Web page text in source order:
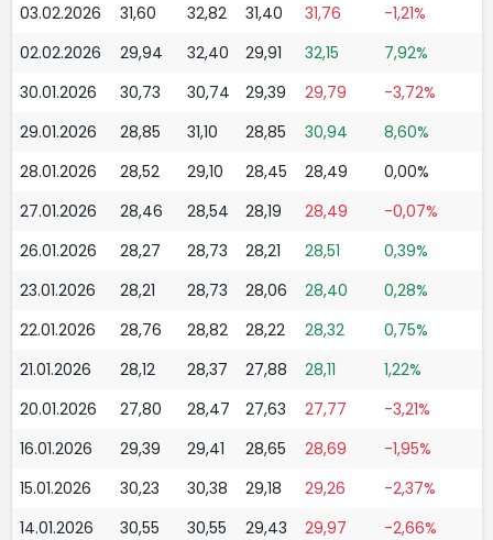
03.02.2026
31,60 32,82 31,40 31,76
-1,21%
02.02.2026
29,94 32,40 29,91 32,15
7,92%
30.01.2026
30,73 30,74 29,39 29,79
-3,72%
29.01.2026
28,85 31,10 28,85 30,94
8,60%
28.01.2026
28,52 29,10 28,45 28,49
0,00%
27.01.2026
28,46 28,54 28,19 28,49
-0,07%
26.01.2026
28,27 28,73 28,21 28,51
0,39%
23.01.2026
28,21 28,73 28,06 28,40
0,28%
22.01.2026
28,76 28,82 28,22 28,32
0,75%
21.01.2026
28,12 28,37 27,88 28,11
1,22%
20.01.2026
27,80 28,47 27,63 27,77
-3,21%
16.01.2026
29,39 29,41 28,65 28,69
-1,95%
15.01.2026
30,23 30,38 29,18 29,26
-2,37%
14.01.2026
30,55 30,55 29,43 29,97
-2,66%